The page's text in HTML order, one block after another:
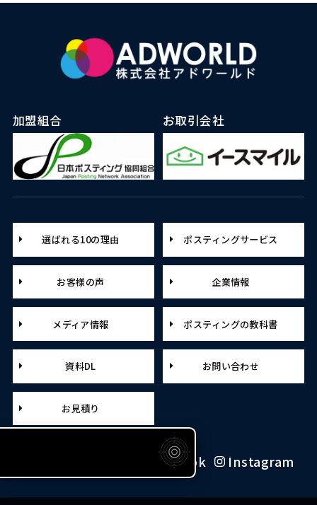
加盟組合 お取引会社
選ばれる10の理由 ポスティングサービス
お客様の声 企業情報
メディア情報 ポスティングの教科書
資料DL お問い合わせ
お見積り
Facebook Instagram